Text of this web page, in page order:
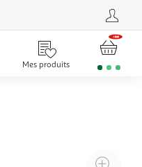
Mes produits